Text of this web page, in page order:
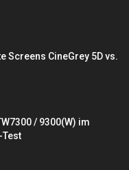
Screens CineGrey 5D vs.
/ 9300(W) im
Test